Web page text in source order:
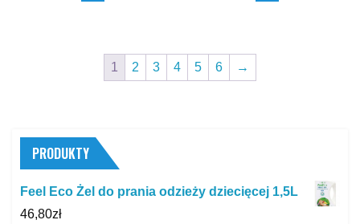
1 2 3 4 5 6 →
PRODUKTY
Feel Eco Żel do prania odzieży dziecięcej 1,5L
46,80zł